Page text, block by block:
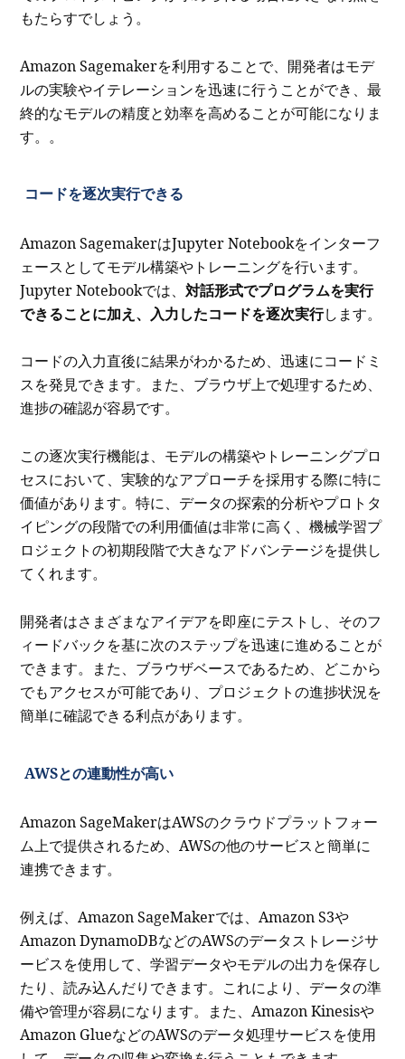
もたらすでしょう。
Amazon Sagemakerを利用することで、開発者はモデ
ルの実験やイテレーションを迅速に行うことができ、最
終的なモデルの精度と効率を高めることが可能になりま
す。。
コードを逐次実行できる
Amazon SagemakerはJupyter Notebookをインターフ
ェースとしてモデル構築やトレーニングを行います。
Jupyter Notebookでは、対話形式でプログラムを実行
できることに加え、入力したコードを逐次実行します。
コードの入力直後に結果がわかるため、迅速にコードミ
スを発見できます。また、ブラウザ上で処理するため、
進捗の確認が容易です。
この逐次実行機能は、モデルの構築やトレーニングプロ
セスにおいて、実験的なアプローチを採用する際に特に
価値があります。特に、データの探索的分析やプロトタ
イピングの段階での利用価値は非常に高く、機械学習プ
ロジェクトの初期段階で大きなアドバンテージを提供し
てくれます。
開発者はさまざまなアイデアを即座にテストし、そのフ
ィードバックを基に次のステップを迅速に進めることが
できます。
また、ブラウザベースであるため、どこから
でもアクセスが可能であり、プロジェクトの進捗状況を
簡単に確認できる利点があります。
AWSとの連動性が高い
Amazon SageMakerはAWSのクラウドプラットフォー
ム上で提供されるため、AWSの他のサービスと簡単に
連携できます。
例えば、Amazon SageMakerでは、Amazon S3や
Amazon DynamoDBなどのAWSのデータストレージサ
ービスを使用して、学習データやモデルの出力を保存し
たり、読み込んだりできます。これにより、データの準
備や管理が容易になります。また、Amazon Kinesisや
Amazon GlueなどのAWSのデータ処理サービスを使用